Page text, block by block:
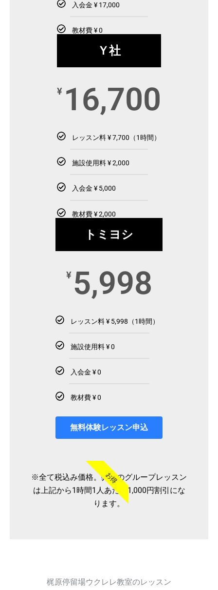
入会金 ¥ 17,000
教材費 ¥ 0
Ｙ社
¥ 16,700
レッスン料 ¥ 7,700（1時間）
施設使用料 ¥ 2,000
入会金 ¥ 5,000
教材費 ¥ 2,000
トミヨシ
¥ 5,998
レッスン料 ¥ 5,998（1時間）
施設使用料 ¥ 0
入会金 ¥ 0
教材費 ¥ 0
無料体験レッスン申込
お得
※全て税込み価格。弊社のグループレッスン
は上記から1時間1人あたり1,000円割引にな
ります。
梶原停留場ウクレレ教室のレッスン